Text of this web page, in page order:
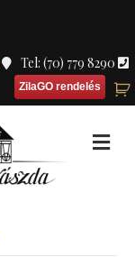
Tel: (70) 779 8290
ZilaGO rendelés